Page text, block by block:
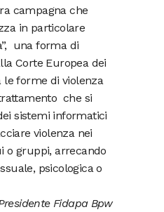
campagna che
in particolare
una forma di
Corte Europea dei
le forme di violenza
che si
sistemi informatici
violenza nei
o gruppi, arrecando
psicologica o
Fidapa Bpw